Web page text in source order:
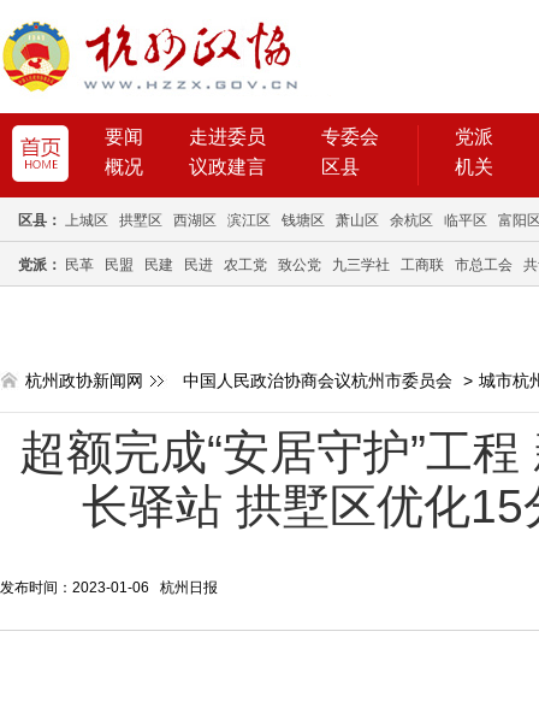
要闻 走进委员
专委会
概况
议政建言 区县
党派
机关
区县： 上城区 拱墅区 西湖区 滨江区 钱塘区 萧山区 余杭区 临平区 富阳
党派： 民革 民盟 民建 民进 农工党 致公党 九三学社 工商联 市总工会
杭州政协新闻网 中国人民政治协商会议杭州市委员会 > 城市杭
超额完成“安居守护”工
长驿站 拱墅区优化15
发布时间：2023-01-06 杭州日报